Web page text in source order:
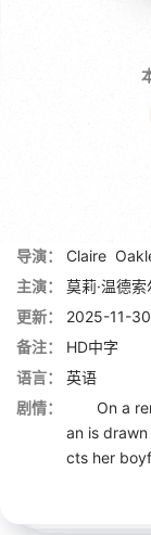
导演： Claire
主演：
莫莉·温德索
更新：
2025-11-
备注：
HD中字
语言：
英语
剧情：
On a
an is
cts her